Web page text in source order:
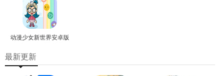
动漫少女新世界安卓版
最新更新